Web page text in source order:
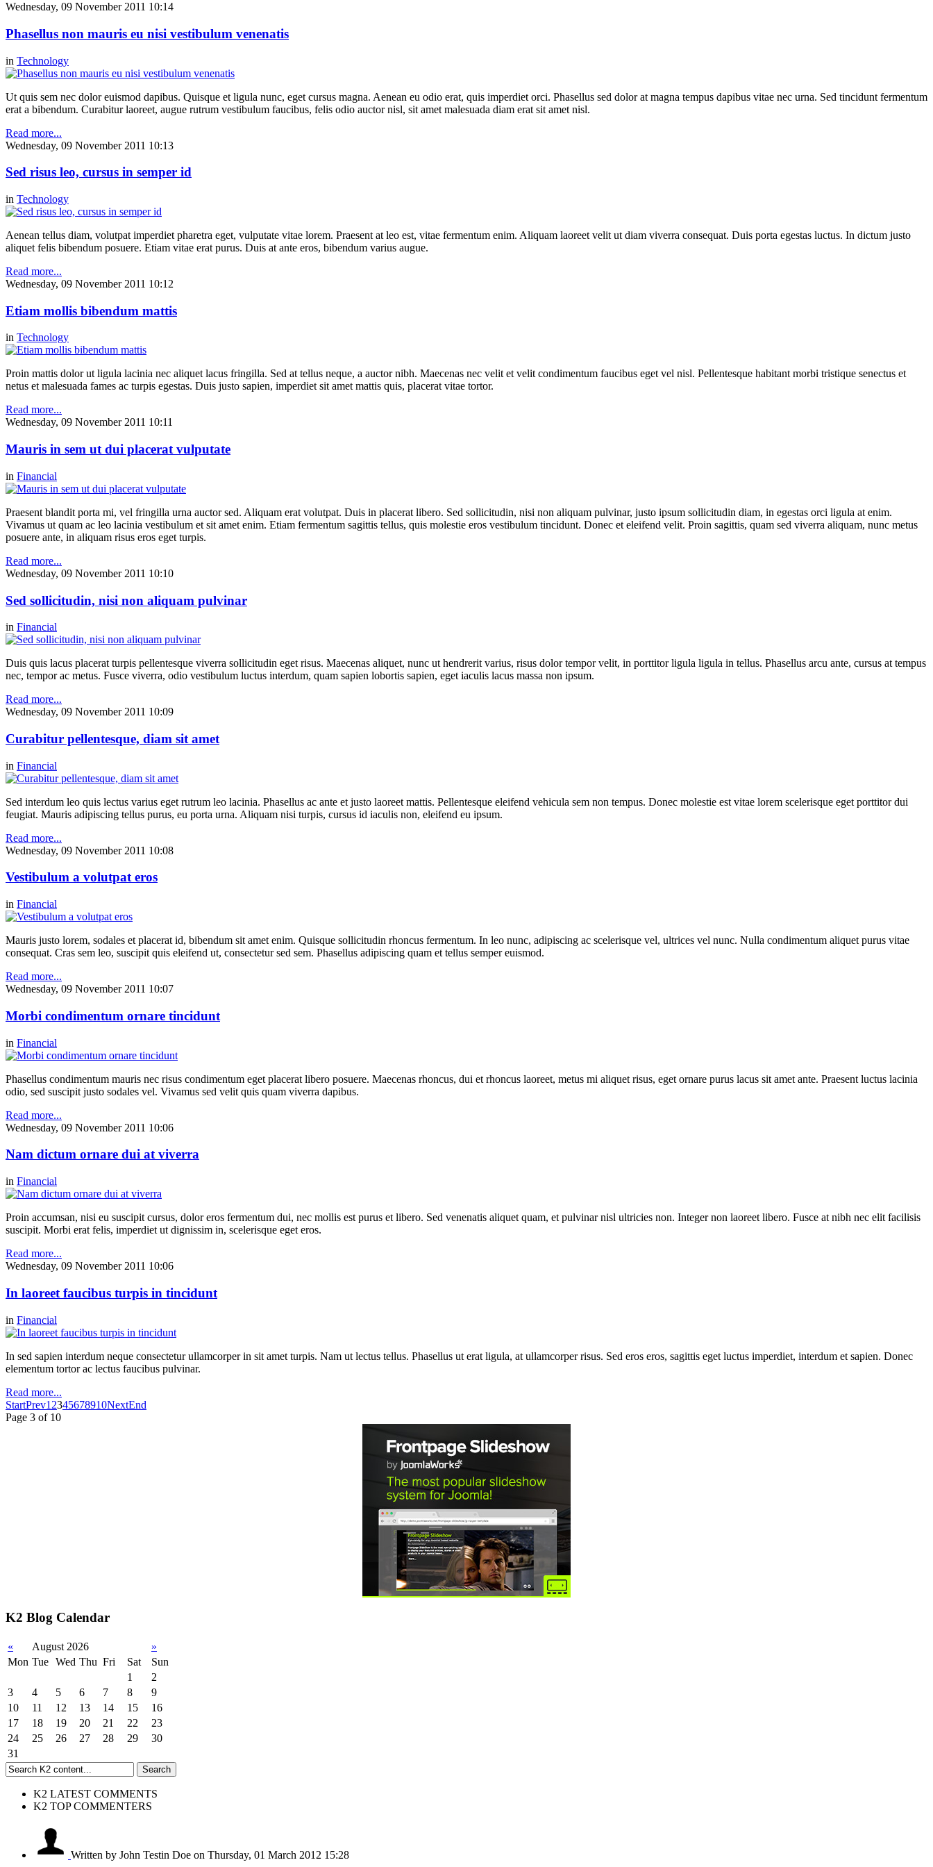
Wednesday, 09 November 2011 10:14
Phasellus non mauris eu nisi vestibulum venenatis
in Technology
Ut quis sem nec dolor euismod dapibus. Quisque et ligula nunc, eget cursus magna. Aenean eu odio erat, quis imperdiet orci. Phasellus sed dolor at magna tempus dapibus vitae nec urna. Sed tincidunt fermentum
erat a bibendum. Curabitur laoreet, augue rutrum vestibulum faucibus, felis odio auctor nisl, sit amet malesuada diam erat sit amet nisl.
Read more...
Wednesday, 09 November 2011 10:13
Sed risus leo, cursus in semper id
in Technology
Aenean tellus diam, volutpat imperdiet pharetra eget, vulputate vitae lorem. Praesent at leo est, vitae fermentum enim. Aliquam laoreet velit ut diam viverra consequat. Duis porta egestas luctus. In dictum justo
aliquet felis bibendum posuere. Etiam vitae erat purus. Duis at ante eros, bibendum varius augue.
Read more...
Wednesday, 09 November 2011 10:12
Etiam mollis bibendum mattis
in Technology
Proin mattis dolor ut ligula lacinia nec aliquet lacus fringilla. Sed at tellus neque, a auctor nibh. Maecenas nec velit et velit condimentum faucibus eget vel nisl. Pellentesque habitant morbi tristique senectus et
netus et malesuada fames ac turpis egestas. Duis justo sapien, imperdiet sit amet mattis quis, placerat vitae tortor.
Read more...
Wednesday, 09 November 2011 10:11
Mauris in sem ut dui placerat vulputate
in Financial
Praesent blandit porta mi, vel fringilla urna auctor sed. Aliquam erat volutpat. Duis in placerat libero. Sed sollicitudin, nisi non aliquam pulvinar, justo ipsum sollicitudin diam, in egestas orci ligula at enim.
Vivamus ut quam ac leo lacinia vestibulum et sit amet enim. Etiam fermentum sagittis tellus, quis molestie eros vestibulum tincidunt. Donec et eleifend velit. Proin sagittis, quam sed viverra aliquam, nunc metus
posuere ante, in aliquam risus eros eget turpis.
Read more...
Wednesday, 09 November 2011 10:10
Sed sollicitudin, nisi non aliquam pulvinar
in Financial
Duis quis lacus placerat turpis pellentesque viverra sollicitudin eget risus. Maecenas aliquet, nunc ut hendrerit varius, risus dolor tempor velit, in porttitor ligula ligula in tellus. Phasellus arcu ante, cursus at tempus
nec, tempor ac metus. Fusce viverra, odio vestibulum luctus interdum, quam sapien lobortis sapien, eget iaculis lacus massa non ipsum.
Read more...
Wednesday, 09 November 2011 10:09
Curabitur pellentesque, diam sit amet
in Financial
Sed interdum leo quis lectus varius eget rutrum leo lacinia. Phasellus ac ante et justo laoreet mattis. Pellentesque eleifend vehicula sem non tempus. Donec molestie est vitae lorem scelerisque eget porttitor dui
feugiat. Mauris adipiscing tellus purus, eu porta urna. Aliquam nisi turpis, cursus id iaculis non, eleifend eu ipsum.
Read more...
Wednesday, 09 November 2011 10:08
Vestibulum a volutpat eros
in Financial
Mauris justo lorem, sodales et placerat id, bibendum sit amet enim. Quisque sollicitudin rhoncus fermentum. In leo nunc, adipiscing ac scelerisque vel, ultrices vel nunc. Nulla condimentum aliquet purus vitae
consequat. Cras sem leo, suscipit quis eleifend ut, consectetur sed sem. Phasellus adipiscing quam et tellus semper euismod.
Read more...
Wednesday, 09 November 2011 10:07
Morbi condimentum ornare tincidunt
in Financial
Phasellus condimentum mauris nec risus condimentum eget placerat libero posuere. Maecenas rhoncus, dui et rhoncus laoreet, metus mi aliquet risus, eget ornare purus lacus sit amet ante. Praesent luctus lacinia
odio, sed suscipit justo sodales vel. Vivamus sed velit quis quam viverra dapibus.
Read more...
Wednesday, 09 November 2011 10:06
Nam dictum ornare dui at viverra
in Financial
Proin accumsan, nisi eu suscipit cursus, dolor eros fermentum dui, nec mollis est purus et libero. Sed venenatis aliquet quam, et pulvinar nisl ultricies non. Integer non laoreet libero. Fusce at nibh nec elit facilisis
suscipit. Morbi erat felis, imperdiet ut dignissim in, scelerisque eget eros.
Read more...
Wednesday, 09 November 2011 10:06
In laoreet faucibus turpis in tincidunt
in Financial
In sed sapien interdum neque consectetur ullamcorper in sit amet turpis. Nam ut lectus tellus. Phasellus ut erat ligula, at ullamcorper risus. Sed eros eros, sagittis eget luctus imperdiet, interdum et sapien. Donec
elementum tortor ac lectus faucibus pulvinar.
Read more...
StartPrev1 2345678910NextEnd
Page 3 of 10
K2 Blog Calendar
« August 2026
»
Mon Tue Wed Thu Fri Sat
Sun
1
2
3
4 5 6 7 8
9
10
11 12 13 14 15
16
17
18 19 20 21 22
23
24
25 26 27 28 29
30
31
K2 LATEST COMMENTS
K2 TOP COMMENTERS
Written by John Testin Doe on Thursday, 01 March 2012 15:28